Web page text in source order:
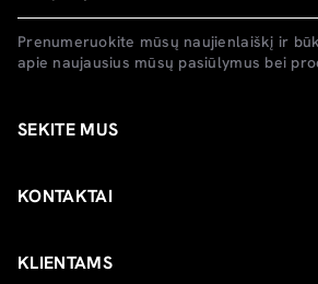
Prenumeruokite mūsų naujienlaiškį ir
apie naujausius mūsų pasiūlymus bei
SEKITE MUS
KONTAKTAI
KLIENTAMS